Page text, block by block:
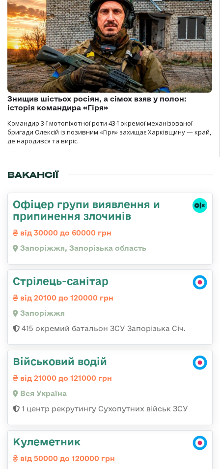
Знищив шістьох росіян, а сімох взяв у полон:
історія командира «Гіря»
Командир 3-ї мотопіхотної роти 43-ї окремої механізованої
бригади Олексій із позивним «Гіря» захищає Харківщину — край,
де народився та виріс.
ВАКАНСІЇ
Офіцер групи виявлення и
припинення злочинів
від 30000 до 60000 грн
Запоріжжя, Запорізька область
Стрілець-санітар
від 20100 до 120000 грн
Запоріжжя
415 окремий батальон ЗСУ Запорізька Січ.
Військовий водій
від 21000 до 121000 грн
Вся Україна
1 центр рекрутингу Сухопутних військ ЗСУ
Кулеметник
від 50000 до 120000 грн